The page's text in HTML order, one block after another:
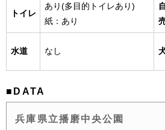
トイレ
あり(多目的トイレあり)
紙：あり
水道 なし
■DATA
兵庫県立播磨中央公園